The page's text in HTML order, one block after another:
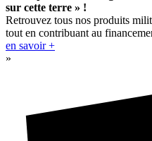
sur cette terre » !
Retrouvez tous nos produits
tout en contribuant au
en savoir +
»